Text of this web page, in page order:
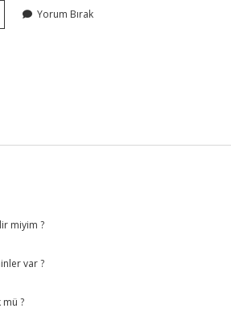
Yorum Bırak
miyim ?
var ?
?